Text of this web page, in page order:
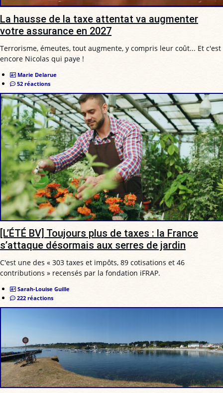
La hausse de la taxe attentat va augmenter
votre assurance en 2027
Terrorisme, émeutes, tout augmente, y compris leur coût... Et c'est
encore Nicolas qui paye !
Marie Delarue
52 réactions
[L’ÉTÉ BV] Toujours plus de taxes : la France
s’attaque désormais aux serres de jardin
C'est une des « 303 taxes et impôts, 89 cotisations et 46
contributions » recensés par la fondation iFRAP.
Sarah-Louise Guille
222 réactions